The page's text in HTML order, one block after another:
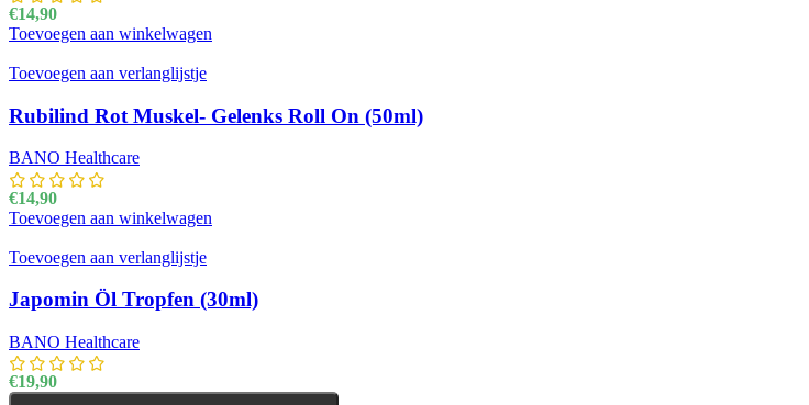
€14,90
Toevoegen aan winkelwagen
Toevoegen aan verlanglijstje
Rubilind Rot Muskel- Gelenks Roll On (50ml)
BANO Healthcare
€14,90
Toevoegen aan winkelwagen
Toevoegen aan verlanglijstje
Japomin Öl Tropfen (30ml)
BANO Healthcare
€19,90